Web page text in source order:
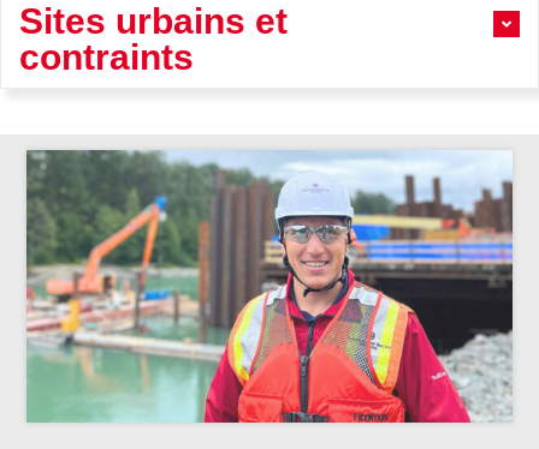
Sites urbains et
contraints